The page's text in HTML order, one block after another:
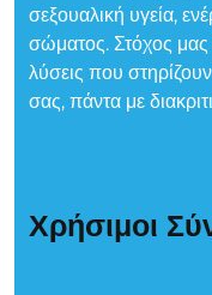
σεξουαλική υγεία,
σώματος. Στόχος μας
λύσεις που
σας, πάντα με
Χρήσιμοι